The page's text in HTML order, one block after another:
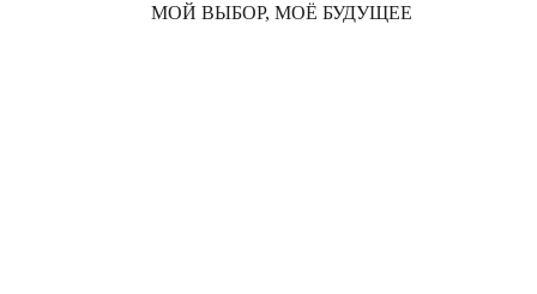
МОЙ ВЫБОР, МОЁ БУДУЩЕЕ